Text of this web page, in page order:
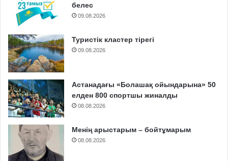
белес
09.08.2026
Туристік кластер тірегі
09.08.2026
Астанадағы «Болашақ ойындарына» 50
елден 800 спортшы жиналды
08.08.2026
Менің арыстарым – бойтұмарым
08.08.2026